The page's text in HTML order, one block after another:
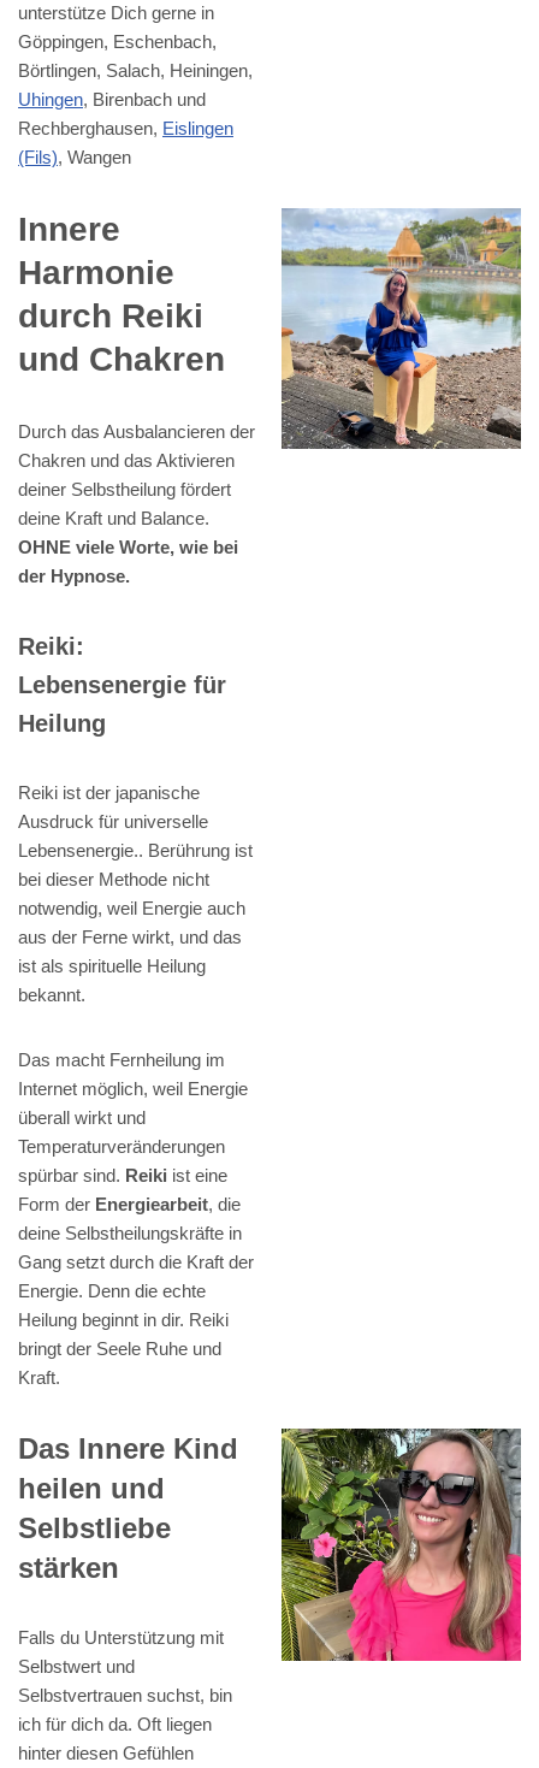
unterstütze Dich gerne in
Göppingen, Eschenbach,
Börtlingen, Salach, Heiningen,
Uhingen, Birenbach und
Rechberghausen, Eislingen
(Fils), Wangen
Innere
Harmonie
durch Reiki
und Chakren
Durch das Ausbalancieren der
Chakren und das Aktivieren
deiner Selbstheilung fördert
deine Kraft und Balance.
OHNE viele Worte, wie bei
der Hypnose.
Reiki:
Lebensenergie für
Heilung
Reiki ist der japanische
Ausdruck für universelle
Lebensenergie.. Berührung ist
bei dieser Methode nicht
notwendig, weil Energie auch
aus der Ferne wirkt, und das
ist als spirituelle Heilung
bekannt.
Das macht Fernheilung im
Internet möglich, weil Energie
überall wirkt und
Temperaturveränderungen
spürbar sind. Reiki ist eine
Form der Energiearbeit, die
deine Selbstheilungskräfte in
Gang setzt durch die Kraft der
Energie. Denn die echte
Heilung beginnt in dir. Reiki
bringt der Seele Ruhe und
Kraft.
Das Innere Kind
heilen und
Selbstliebe
stärken
Falls du Unterstützung mit
Selbstwert und
Selbstvertrauen suchst, bin
ich für dich da. Oft liegen
hinter diesen Gefühlen